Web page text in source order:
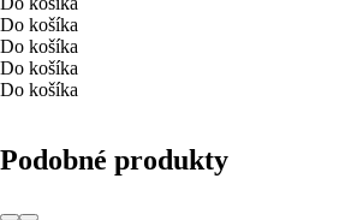
Do košíka
Do košíka
Do košíka
Do košíka
Podobné produkty